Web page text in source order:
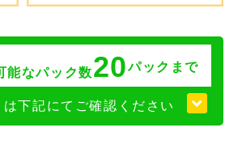
能なパック数20パックまで
は下記にてご確認ください